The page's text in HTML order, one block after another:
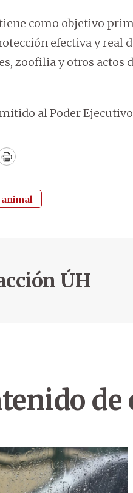
como objetivo
efectiva y real
zoofilia y otros actos
al Poder
Print
ÚH
de